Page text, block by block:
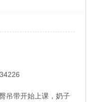
吊带开始上课，奶子